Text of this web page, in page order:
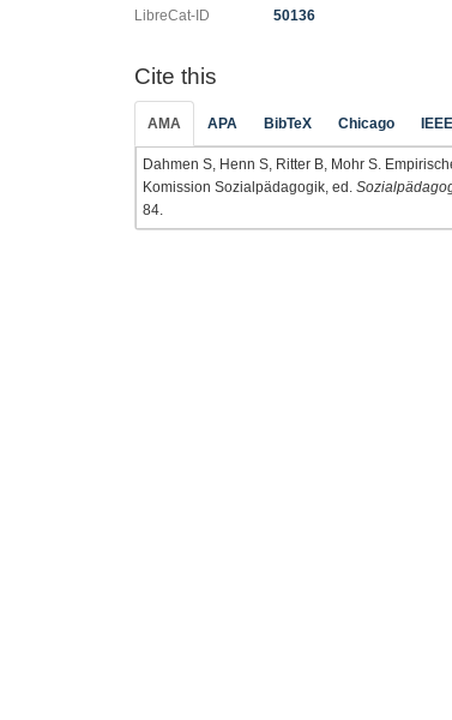
LibreCat-ID
50136
Cite this
AMA APA BibTeX Chicago IEEE
Dahmen S, Henn S, Ritter B, Mohr S.
Komission Sozialpädagogik, ed.
84.